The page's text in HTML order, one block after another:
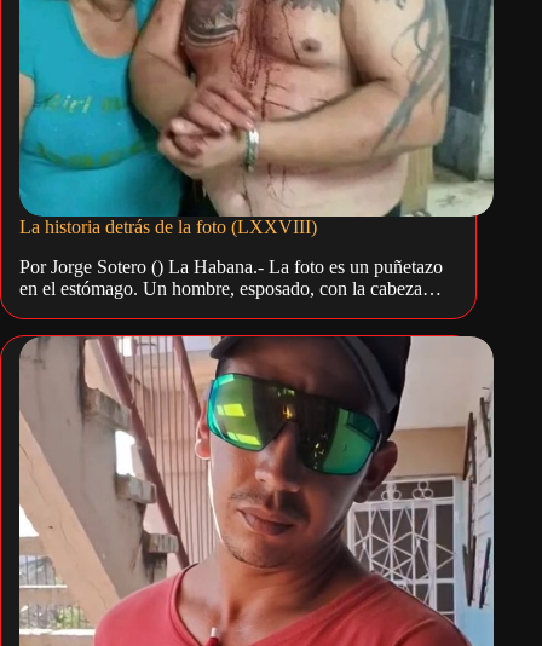
La historia detrás de la foto (LXXVIII)
Por Jorge Sotero () La Habana.- La foto es un puñetazo
en el estómago. Un hombre, esposado, con la cabeza…